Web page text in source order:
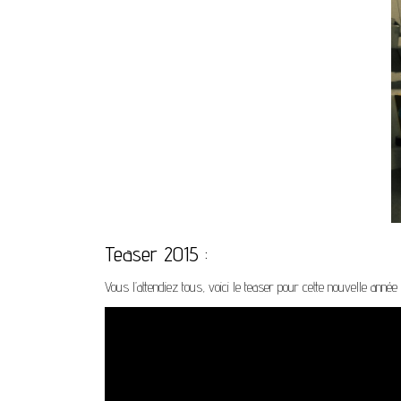
Teaser 2015 :
Vous l’attendiez tous, voici le teaser pour cette nouvelle année